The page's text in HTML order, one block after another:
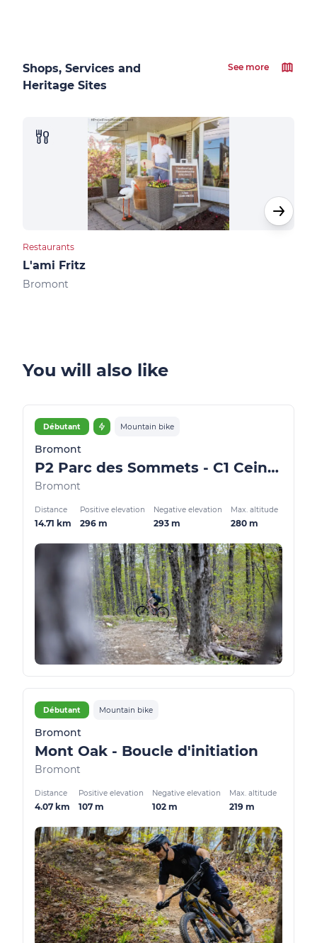
Shops, Services and
Heritage Sites
See more
Restaurants
L'ami Fritz
Bromont
You will also like
Débutant Mountain bike
Bromont
P2 Parc des Sommets - C1 Ceinture de Randonnée
Bromont
Distance
14.71 km
Positive elevation
296 m
Negative elevation
293 m
Max. altitude
280 m
Débutant Mountain bike
Bromont
Mont Oak - Boucle d'initiation
Bromont
Distance
4.07 km
Positive elevation
107 m
Negative elevation
102 m
Max. altitude
219 m